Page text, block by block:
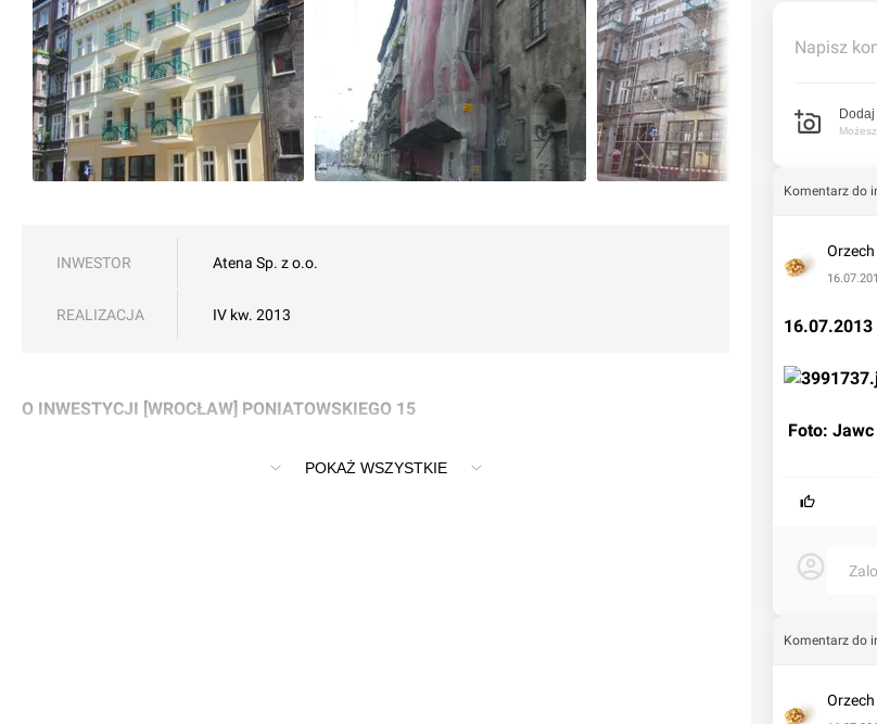
INWESTOR Atena Sp. z o.o.
REALIZACJA IV kw. 2013
O INWESTYCJI [WROCŁAW] PONIATOWSKIEGO 15
Remont przedwojennej kamienicy na ulicy Poniatowskiego (numer 15).
POKAŻ WSZYSTKIE
Napisz
Komentarz do
Orzech
16.07.2013
Foto:
Komentarz do
Orzech